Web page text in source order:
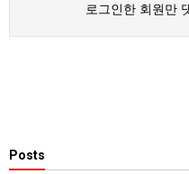
로그인한 회원만
Posts